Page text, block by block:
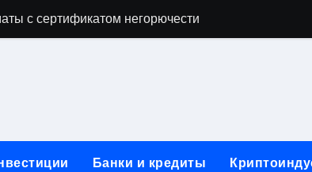
с сертификатом негорючести
и направляющих для конвейерных лент
лотков для хранения электронных
Банки и кредиты